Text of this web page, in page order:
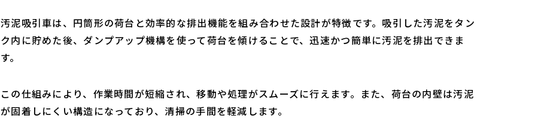
汚泥吸引車は、円筒形の荷台と効率的な排出機能を組み合わせた設計が特徴です。吸引した汚泥をタン
ク内に貯めた後、ダンプアップ機構を使って荷台を傾けることで、迅速かつ簡単に汚泥を排出できま
す。
この仕組みにより、作業時間が短縮され、移動や処理がスムーズに行えます。また、荷台の内壁は汚泥
が固着しにくい構造になっており、清掃の手間を軽減します。